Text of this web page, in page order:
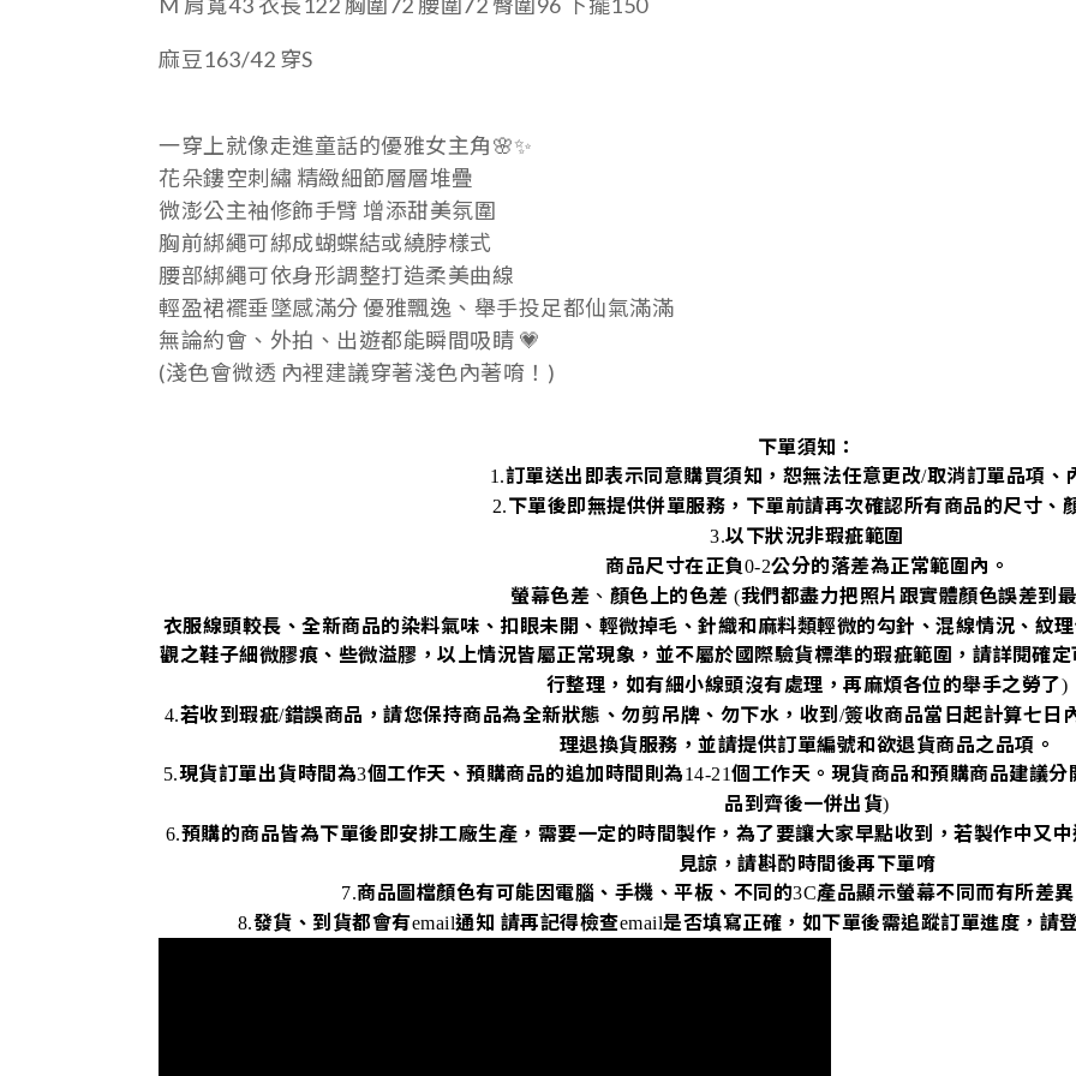
麻豆163/42 穿S
一穿上就像走進童話的優雅女主角🌸✨
花朵鏤空刺繡 精緻細節層層堆疊
微澎公主袖修飾手臂 增添甜美氛圍
胸前綁繩可綁成蝴蝶結或繞脖樣式
腰部綁繩可依身形調整打造柔美曲線
輕盈裙襬垂墜感滿分 優雅飄逸、舉手投足都仙氣滿滿
無論約會、外拍、出遊都能瞬間吸睛 💗
(淺色會微透 內裡建議穿著淺色內著唷！)
下單須知：
1.訂單送出即表示同意購買須知，恕無法任意更改/取消訂單品項、
2.下單後即無提供併單服務，下單前請再次確認所有商品的尺寸、
3.以下狀況非瑕疵範圍
商品尺寸在正負0-2公分的落差為正常範圍內。
螢幕色差 、 顏色上的色差 (我們都盡力把照片跟實體顏色誤差到
衣服線頭較長、全新商品的染料氣味、扣眼未開、輕微掉毛、針織和麻料類輕微的勾針、混線情況、紋
觀之鞋子細微膠痕、些微溢膠，以上情況皆屬正常現象，並不屬於國際驗貨標準的瑕疵範圍，請詳閱確定
行整理，如有細小線頭沒有處理，再麻煩各位的舉手之勞了)
4.若收到瑕疵/錯誤商品，請您保持商品為全新狀態、勿剪吊牌、勿下水，收到 /簽收商品當日起計算七日
理退換貨服務，並請提供訂單編號和欲退貨商品之品項。
5.現貨訂單出貨時間為3個工作天、預購商品的追加時間則為14-21個工作天。現貨商品和預購商品建議分
品到齊後一併出貨)
6.預購的商品皆為下單後即安排工廠生產，需要一定的時間製作，為了要讓大家早點收到，若製作中又
見諒，請斟酌時間後再下單唷
7.商品圖檔顏色有可能因電腦、手機、平板、不同的3C產品顯示螢幕不同而有所差
8.發貨、到貨都會有email通知 請再記得檢查email是否填寫正確，如下單後需追蹤訂單進度，請